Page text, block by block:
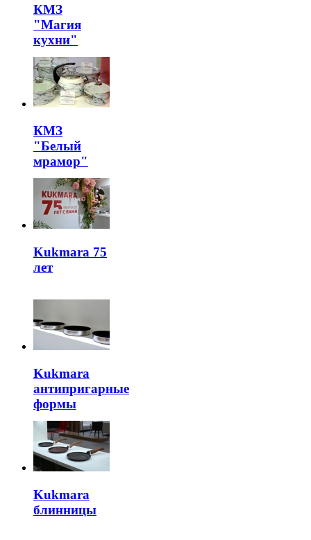
КМЗ
"Магия
кухни"
КМЗ
"Белый
мрамор"
Kukmara 75
лет
Kukmara
антипригарные
формы
Kukmara
блинницы